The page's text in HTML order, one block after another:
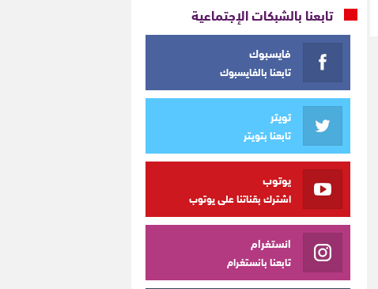
تابعنا بالشبكات الإجتماعية
فايسبوك
تابعنا بالفايسبوك
تويتر
تابعنا بتويتر
يوتوب
اشترك بقناتنا على يوتوب
انستغرام
تابعنا بانستغرام